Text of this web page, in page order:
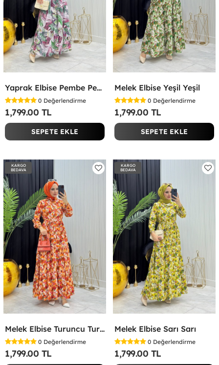
Yaprak Elbise Pembe Pembe
0 Değerlendirme
1,799.00 TL
SEPETE EKLE
Melek Elbise Yeşil Yeşil
0 Değerlendirme
1,799.00 TL
SEPETE EKLE
KARGO
BEDAVA
Melek Elbise Turuncu Turuncu
0 Değerlendirme
1,799.00 TL
KARGO
BEDAVA
Melek Elbise Sarı Sarı
0 Değerlendirme
1,799.00 TL